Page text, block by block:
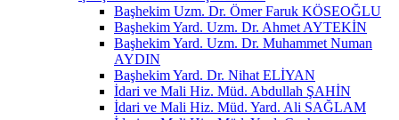
Başhekim Uzm. Dr. Ömer Faruk KÖSEOĞLU
Başhekim Yard. Uzm. Dr. Ahmet AYTEKİN
Başhekim Yard. Uzm. Dr. Muhammet Numan
AYDIN
Başhekim Yard. Dr. Nihat ELİYAN
İdari ve Mali Hiz. Müd. Abdullah ŞAHİN
İdari ve Mali Hiz. Müd. Yard. Ali SAĞLAM